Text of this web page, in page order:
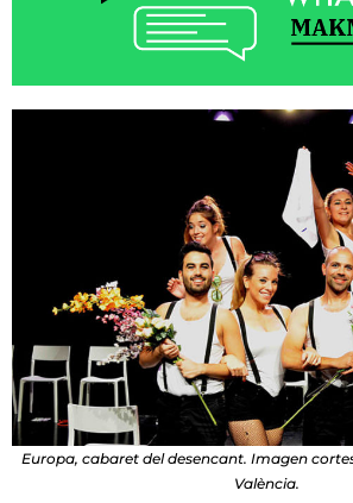
Europa, cabaret del desencant. Imagen
València.